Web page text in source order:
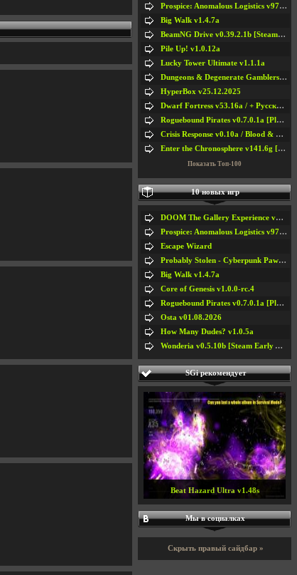
Prospice: Anomalous Logistics v97 [Playtest]
Big Walk v1.4.7a
BeamNG Drive v0.39.2.1b [Steam Early Access]
Pile Up! v1.0.12a
Lucky Tower Ultimate v1.1.1a
Dungeons & Degenerate Gamblers v2.0.2a
HyperBox v25.12.2025
Dwarf Fortress v53.16a / + Русская Версия v50.12a
Roguebound Pirates v0.7.0.1a [Playtest]
Crisis Response v0.10a / Blood & Bullet
Enter the Chronosphere v141.6g [Steam Early Access]
Показать Топ-100
10 новых игр
DOOM The Gallery Experience v1.4.2
Prospice: Anomalous Logistics v97 [Playtest]
Escape Wizard
Probably Stolen - Cyberpunk Pawnshop Simulator v048c [Playtest]
Big Walk v1.4.7a
Core of Genesis v1.0.0-rc.4
Roguebound Pirates v0.7.0.1a [Playtest]
Osta v01.08.2026
How Many Dudes? v1.0.5a
Wonderia v0.5.10b [Steam Early Access]
SGi рекомендует
Beat Hazard Ultra v1.48s
Мы в социалках
Скрыть правый сайдбар »